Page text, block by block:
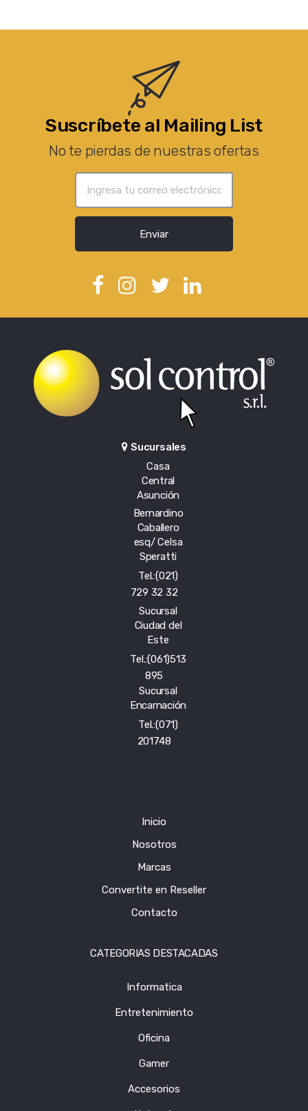
Suscríbete al Mailing List
No te pierdas de nuestras ofertas
Enviar
Sucursales
Casa
Central
Asunción
Bernardino
Caballero
esq/ Celsa
Speratti
Tel.:(021)
729 32 32
Sucursal
Ciudad del
Este
Tel.:(061)513
895
Sucursal
Encarnación
Tel.:(071)
201748
Inicio
Nosotros
Marcas
Convertite en Reseller
Contacto
CATEGORIAS DESTACADAS
Informatica
Entretenimiento
Oficina
Gamer
Accesorios